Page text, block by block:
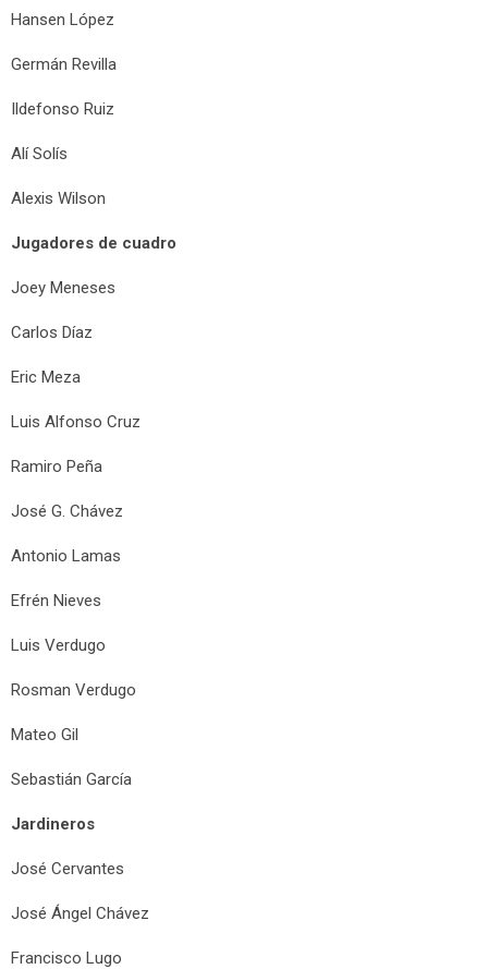
Hansen López
Germán Revilla
Ildefonso Ruiz
Alí Solís
Alexis Wilson
Jugadores de cuadro
Joey Meneses
Carlos Díaz
Eric Meza
Luis Alfonso Cruz
Ramiro Peña
José G. Chávez
Antonio Lamas
Efrén Nieves
Luis Verdugo
Rosman Verdugo
Mateo Gil
Sebastián García
Jardineros
José Cervantes
José Ángel Chávez
Francisco Lugo